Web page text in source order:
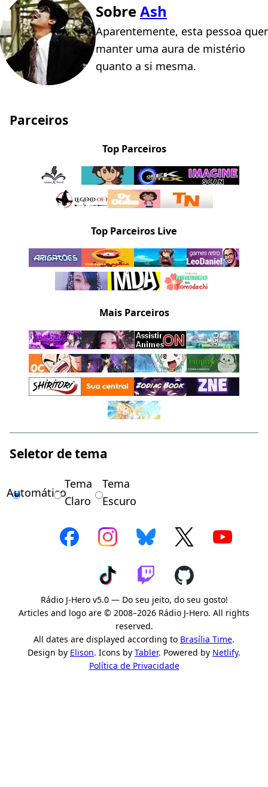
SobreAsh
Aparentemente, esta pessoa quer
manter uma aura de mistério
quanto a si mesma.
Parceiros
Top Parceiros
Top Parceiros Live
Mais Parceiros
Seletor de tema
Automático
Tema
Claro
Tema
Escuro
Rádio J-Hero v5.0 — Do seu jeito, do seu gosto!
Articles and logo are © 2008–2026 Rádio J-Hero. All rights
reserved.
All dates are displayed according to Brasília Time.
Design by Elison. Icons by Tabler. Powered by Netlify.
Política de Privacidade